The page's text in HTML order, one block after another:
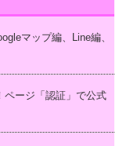
マップ編、Line編、
ページ「認証」で公式